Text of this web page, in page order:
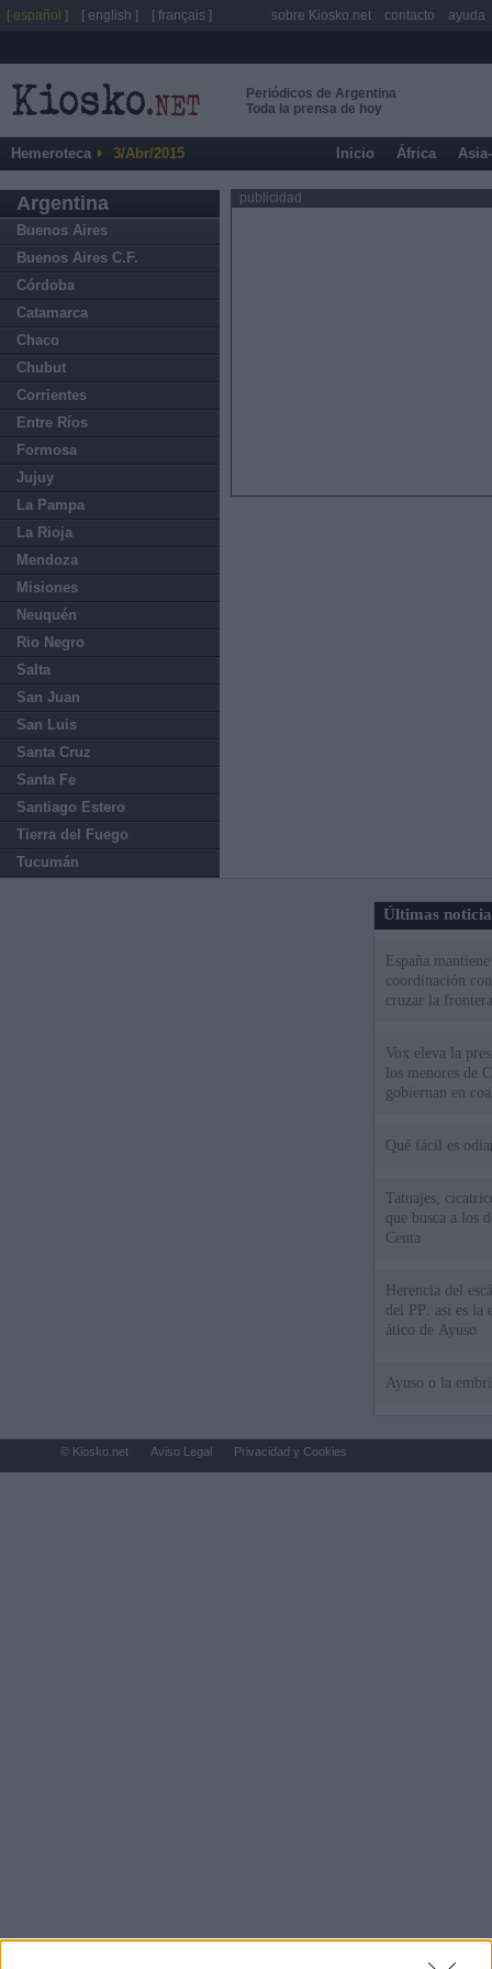
Periódicos de Argentina
Toda la prensa de hoy
Hemeroteca 3/Abr/2015 Inicio África
Argentina
Buenos Aires
Buenos Aires C.F.
Córdoba
Catamarca
Chaco
Chubut
Corrientes
Entre Ríos
Formosa
Jujuy
La Pampa
La Rioja
Mendoza
Misiones
Neuquén
Rio Negro
Salta
San Juan
San Luis
Santa Cruz
Santa Fe
Santiago Estero
Tierra del Fuego
Tucumán
publicidad
Últimas
España
coordinación
cruzar la
Vox eleva la
los menores de
gobiernan en
Qué fácil es
Tatuajes,
que busca a los
Ceuta
Herencia del
del PP: así es la
ático de Ayuso
Ayuso o la
[ español ] [ english ] [ français ] sobre Kiosko.net contacto ayuda
© Kiosko.net Aviso Legal Privacidad y Cookies